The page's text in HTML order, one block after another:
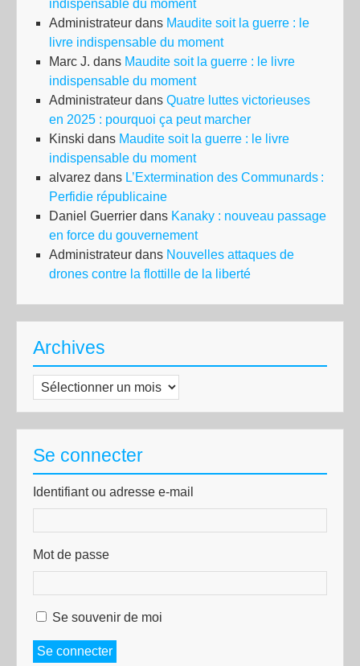
indispensable du moment
Administrateur dans Maudite soit la guerre : le
livre indispensable du moment
Marc J. dans Maudite soit la guerre : le livre
indispensable du moment
Administrateur dans Quatre luttes victorieuses
en 2025 : pourquoi ça peut marcher
Kinski dans Maudite soit la guerre : le livre
indispensable du moment
alvarez dans L’Extermination des Communards :
Perfidie républicaine
Daniel Guerrier dans Kanaky : nouveau passage
en force du gouvernement
Administrateur dans Nouvelles attaques de
drones contre la flottille de la liberté
Archives
Archives
Se connecter
Identifiant ou adresse e-mail
Mot de passe
Se souvenir de moi
Se connecter